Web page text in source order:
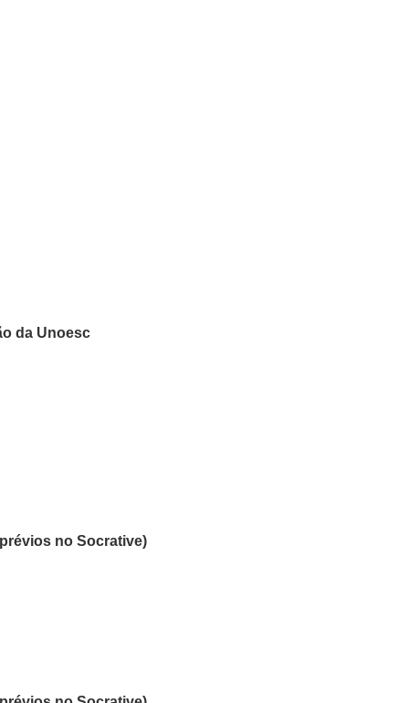
da Unoesc
no Socrative)